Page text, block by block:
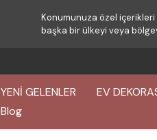
Konumunuza özel
başka bir ülkeyi veya
YENİ GELENLER EV
Blog